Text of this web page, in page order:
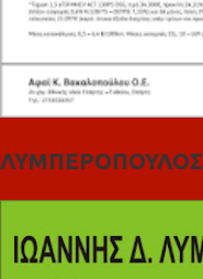
ΛΥΜΠΕΡΟΠΟΥΛΟΣ